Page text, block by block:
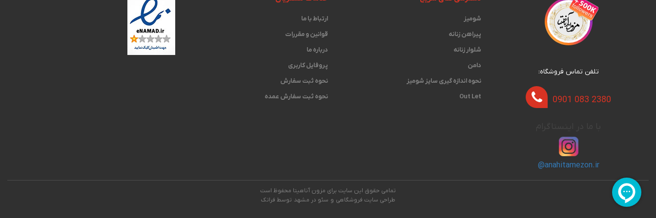
تلفن تماس فروشگاه:
0901 083 2380
@anahitamezon.ir
شومیز
پیراهن زنانه
شلوار زنانه
دامن
نحوه اندازه گیری ‫سایز شومیز
Out Let
ارتباط با ما
قوانین و مقررات
درباره ما
پروفایل کاربری
نحوه ثبت سفارش
نحوه ثبت سفارش عمده
تمامی حقوق این سایت برای مزون آناهیتا محفوظ است
طراحی سایت فروشگاهی و سئو در مشهد توسط فراتک